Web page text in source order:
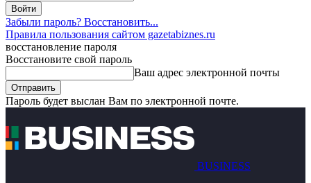
Забыли пароль? Восстановить...
Правила пользования сайтом gazetabiznes.ru
восстановление пароля
Восстановите свой пароль
Ваш адрес электронной почты
Пароль будет выслан Вам по электронной почте.
BUSINESS